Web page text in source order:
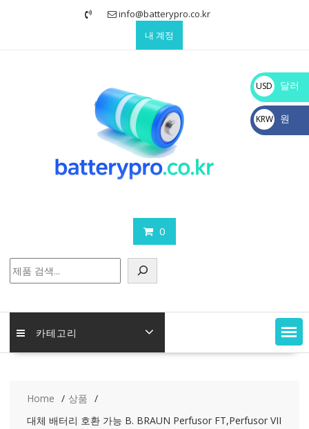
info@batterypro.co.kr
내 계정
0
색
카테고리
Home
상품
대체 배터리 호환 가능 B. BRAUN Perfusor FT,Perfusor VII
USD
$
달러
KRW
₩
원